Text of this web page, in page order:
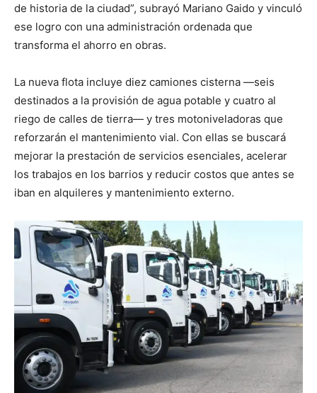
de historia de la ciudad”, subrayó Mariano Gaido y vinculó
ese logro con una administración ordenada que
transforma el ahorro en obras.
La nueva flota incluye diez camiones cisterna —seis
destinados a la provisión de agua potable y cuatro al
riego de calles de tierra— y tres motoniveladoras que
reforzarán el mantenimiento vial. Con ellas se buscará
mejorar la prestación de servicios esenciales, acelerar
los trabajos en los barrios y reducir costos que antes se
iban en alquileres y mantenimiento externo.